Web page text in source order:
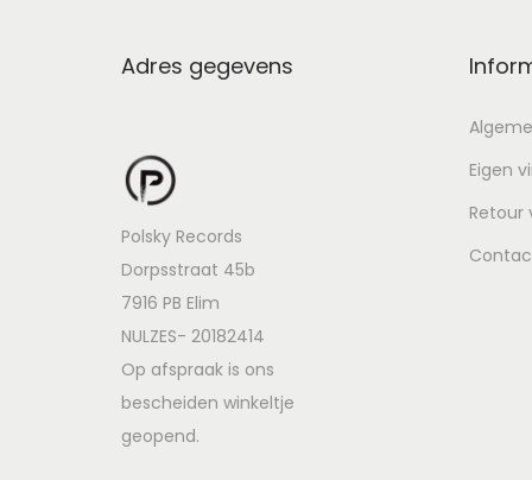
Adres gegevens
Polsky Records
Dorpsstraat 45b
7916 PB Elim
NULZES- 20182414
Op afspraak is ons
bescheiden winkeltje
geopend.
Eigen
Retour